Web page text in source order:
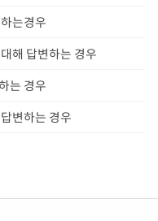
는경우
해 답변하는 경우
는 경우
변하는 경우